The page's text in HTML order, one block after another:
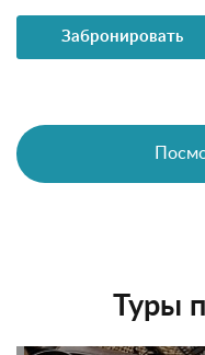
Забронировать
Туры